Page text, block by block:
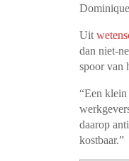
Uit
dan niet-
spoor van
“Een
daarop
kostbaar.”